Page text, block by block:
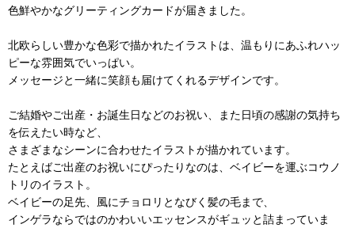
色鮮やかなグリーティングカードが届きました。
北欧らしい豊かな色彩で描かれたイラストは、温もりにあふれハッ
ピーな雰囲気でいっぱい。
メッセージと一緒に笑顔も届けてくれるデザインです。
ご結婚やご出産・お誕生日などのお祝い、また日頃の感謝の気持ち
を伝えたい時など、
さまざまなシーンに合わせたイラストが描かれています。
たとえばご出産のお祝いにぴったりなのは、ベイビーを運ぶコウノ
トリのイラスト。
ベイビーの足先、風にチョロリとなびく髪の毛まで、
インゲラならではのかわいいエッセンスがギュッと詰まっていま